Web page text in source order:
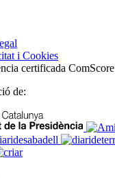
i Cookies
certificada ComScore
de: